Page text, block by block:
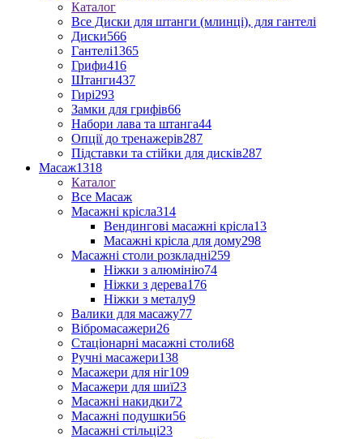
Каталог
Все Диски для штанги (млинці), для гантелі
Диски566
Гантелі1365
Грифи416
Штанги437
Гирі293
Замки для грифів66
Набори лава та штанга44
Опції до тренажерів287
Підставки та стійки для дисків287
Масаж1318
Каталог
Все Масаж
Масажні крісла314
Вендингові масажні крісла13
Масажні крісла для дому298
Масажні столи розкладні259
Ніжки з алюмінію74
Ніжки з дерева176
Ніжки з металу9
Валики для масажу77
Вібромасажери26
Стаціонарні масажні столи68
Ручні масажери138
Масажери для ніг109
Масажери для шиї23
Масажні накидки72
Масажні подушки56
Масажні стільці23